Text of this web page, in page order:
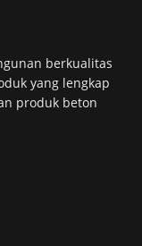
berkualitas
yang lengkap
produk beton